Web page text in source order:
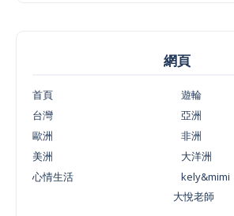
網頁
首頁
遊輪
台灣
亞洲
歐洲
非洲
美洲
大洋洲
心情生活
kely&mimi
大悅老師